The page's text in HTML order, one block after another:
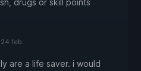
drugs or skill points
24 feb.
are a life saver. i would